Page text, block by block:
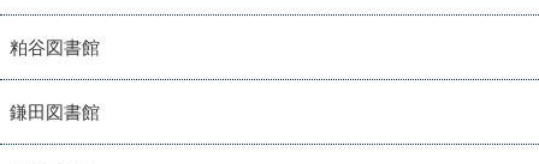
粕谷図書館
鎌田図書館